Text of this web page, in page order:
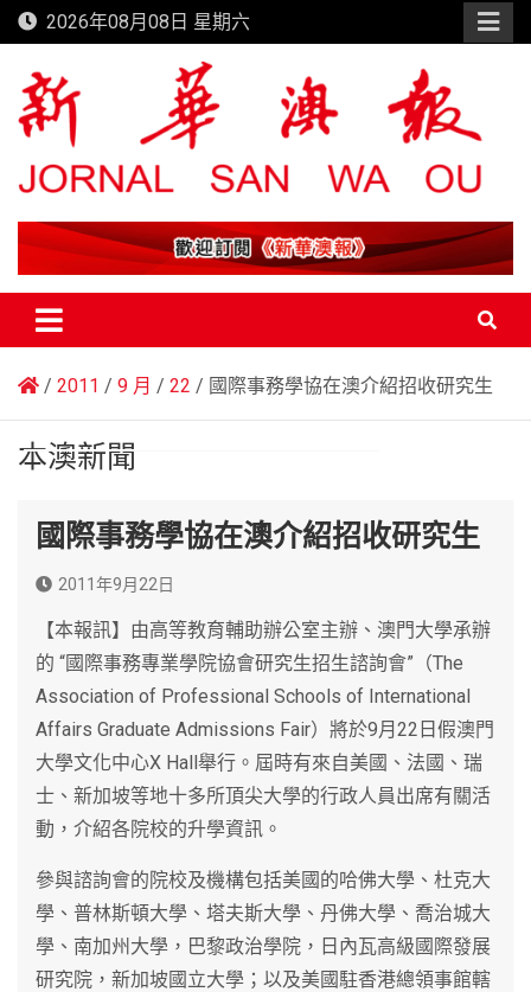
Skip
to
content
2026年08月08日 星期六
新華澳報
2011 9 月 22 國際事務學協在澳介紹招收研究生
本澳新聞
國際事務學協在澳介紹招收研究生
2011年9月22日
【本報訊】由高等教育輔助辦公室主辦、澳門大學承辦
的 “國際事務專業學院協會研究生招生諮詢會”（The
Association of Professional Schools of International
Affairs Graduate Admissions Fair）將於9月22日假澳門
大學文化中心X Hall舉行。屆時有來自美國、法國、瑞
士、新加坡等地十多所頂尖大學的行政人員出席有關活
動，介紹各院校的升學資訊。
參與諮詢會的院校及機構包括美國的哈佛大學、杜克大
學、普林斯頓大學、塔夫斯大學、丹佛大學、喬治城大
學、南加州大學，巴黎政治學院，日內瓦高級國際發展
研究院，新加坡國立大學；以及美國駐香港總領事館轄